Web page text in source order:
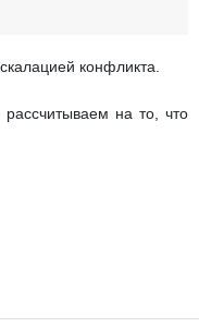
конфликта.
на то, что